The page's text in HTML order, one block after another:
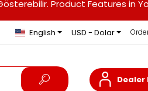
Gösterebilir. Product Features
English USD - Dolar
Dealer